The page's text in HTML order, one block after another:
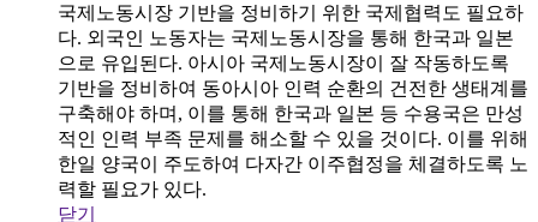
국제노동시장 기반을 정비하기 위한 국제협력도 필요하
다. 외국인 노동자는 국제노동시장을 통해 한국과 일본
으로 유입된다. 아시아 국제노동시장이 잘 작동하도록
기반을 정비하여 동아시아 인력 순환의 건전한 생태계를
구축해야 하며, 이를 통해 한국과 일본 등 수용국은 만성
적인 인력 부족 문제를 해소할 수 있을 것이다. 이를 위해
한일 양국이 주도하여 다자간 이주협정을 체결하도록 노
력할 필요가 있다.
닫기